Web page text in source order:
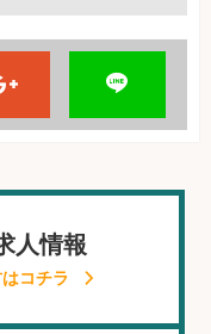
人情報
コチラ